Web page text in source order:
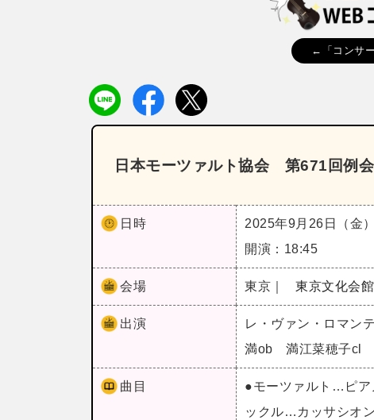
←「コンサ
日本モーツァルト協会 第671回例会
日時
2025年9月26日（金）
開演：18:45
会場 東京｜ 東京文化会
出演
レ・ヴァン・ロマン
満ob 満江菜穂子cl
曲目
●モーツァルト…ピア
ックル…カッサシオ